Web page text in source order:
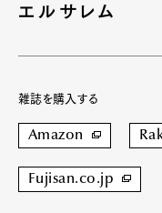
エルサレム
雑誌を購入する
Amazon
Fujisan.co.jp